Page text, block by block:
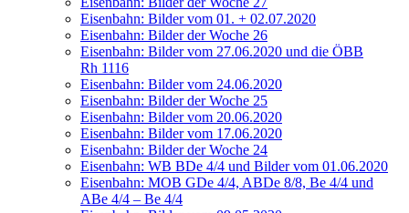
Eisen­bahn: Bil­der vom 01. + 02.07.2020
Eisen­bahn: Bil­der der Woche 26
Eisen­bahn: Bil­der vom 27.06.2020 und die ÖBB
Rh 1116
Eisen­bahn: Bil­der vom 24.06.2020
Eisen­bahn: Bil­der der Woche 25
Eisen­bahn: Bil­der vom 20.06.2020
Eisen­bahn: Bil­der vom 17.06.2020
Eisen­bahn: Bil­der der Woche 24
Eisen­bahn: WB BDe 4/4 und Bil­der vom 01.06.2020
Eisen­bahn: MOB GDe 4/4, ABDe 8/8, Be 4/4 und
ABe 4/4 – Be 4/4